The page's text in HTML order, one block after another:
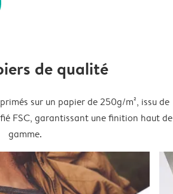
de qualité
sur un papier de 250g/m², issu de
FSC, garantissant une finition haut de
gamme.